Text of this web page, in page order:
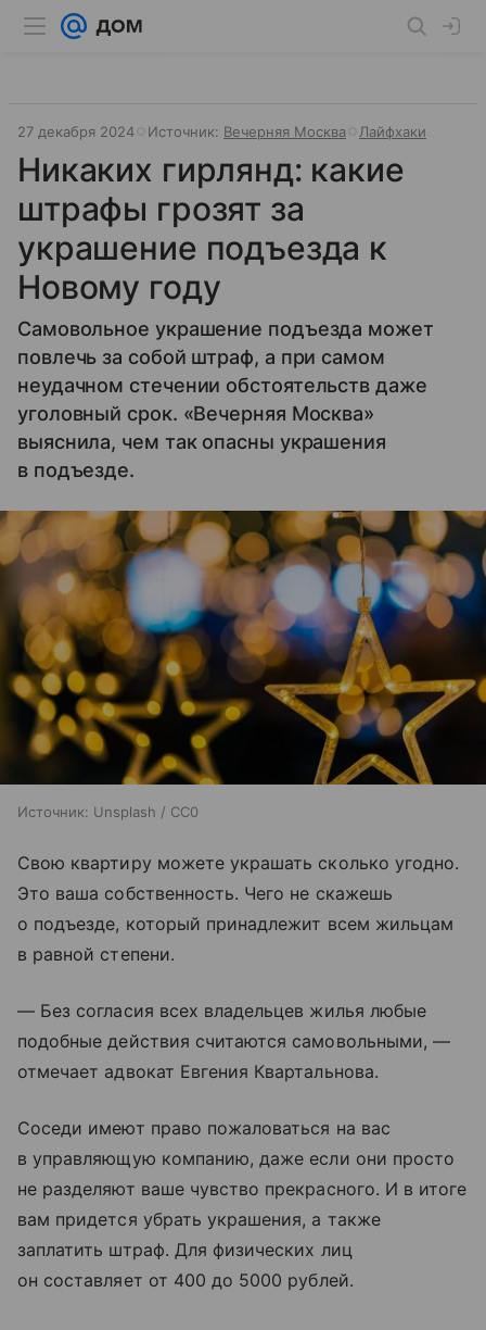
27 декабря 2024 Источник: Вечерняя Москва Лайфхаки
Никаких гирлянд: какие
штрафы грозят за
украшение подъезда к
Новому году
Самовольное украшение подъезда может
повлечь за собой штраф, а при самом
неудачном стечении обстоятельств даже
уголовный срок. «Вечерняя Москва»
выяснила, чем так опасны украшения
в подъезде.
Источник: Unsplash / CC0
Свою квартиру можете украшать сколько угодно.
Это ваша собственность. Чего не скажешь
о подъезде, который принадлежит всем жильцам
в равной степени.
— Без согласия всех владельцев жилья любые
подобные действия считаются самовольными, —
отмечает адвокат Евгения Квартальнова.
Соседи имеют право пожаловаться на вас
в управляющую компанию, даже если они просто
не разделяют ваше чувство прекрасного. И в итоге
вам придется убрать украшения, а также
заплатить штраф. Для физических лиц
он составляет от 400 до 5000 рублей.